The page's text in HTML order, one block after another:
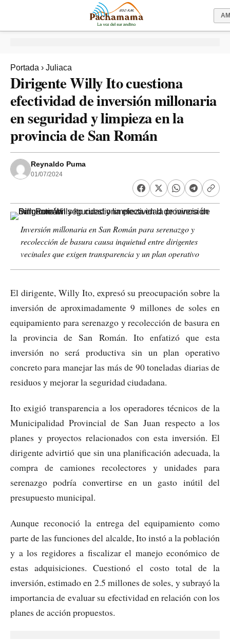
Portada › Juliaca
Dirigente Willy Ito cuestiona
efectividad de inversión millonaria
en seguridad y limpieza en la
provincia de San Román
Reynaldo Puma
01/07/2024
Inversión millonaria en San Román para serenazgo y
recolección de basura causa inquietud entre dirigentes
vecinales que exigen transparencia y un plan operativo
El dirigente, Willy Ito, expresó su preocupación sobre la
inversión de aproximadamente 9 millones de soles en
equipamiento para serenazgo y recolección de basura en
la provincia de San Román. Ito enfatizó que esta
inversión no será productiva sin un plan operativo
concreto para manejar las más de 90 toneladas diarias de
residuos y mejorar la seguridad ciudadana.
Ito exigió transparencia a los operadores técnicos de la
Municipalidad Provincial de San Juan respecto a los
planes y proyectos relacionados con esta inversión. El
dirigente advirtió que sin una planificación adecuada, la
compra de camiones recolectores y unidades para
serenazgo podría convertirse en un gasto inútil del
presupuesto municipal.
Aunque reconoció la entrega del equipamiento como
parte de las funciones del alcalde, Ito instó a la población
y a los regidores a fiscalizar el manejo económico de
estas adquisiciones. Cuestionó el costo total de la
inversión, estimado en 2.5 millones de soles, y subrayó la
importancia de evaluar su efectividad en relación con los
planes de acción propuestos.